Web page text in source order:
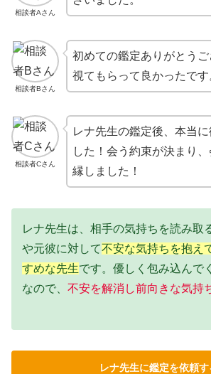
相談者Aさん
相談者Bさん
初めての鑑定ありがとう
視てもらって良かったです
相談者Cさん
レナ先生の鑑定後、本当
した！会う約束が決まり
縁しました！
レナ先生は、相手の気持ちを読み取
や元彼に対して不安な気持ちを抱え
すめな先生です。優しく包み込んで
なので、 不安を解消し前向きな気持
レナ先生に鑑定を依頼す